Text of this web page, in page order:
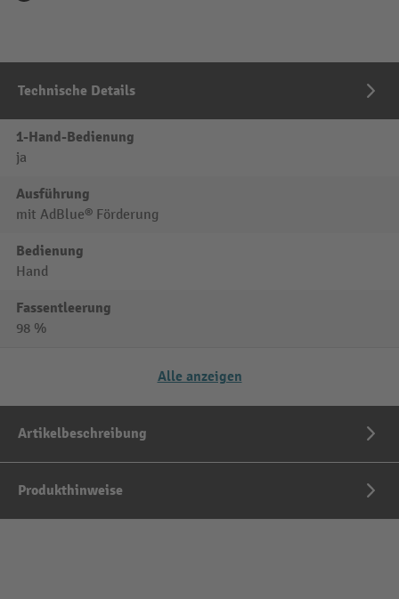
Technische Details
1-Hand-Bedienung
ja
Ausführung
mit AdBlue® Förderung
Bedienung
Hand
Fassentleerung
98 %
Alle anzeigen
Artikelbeschreibung
Produkthinweise